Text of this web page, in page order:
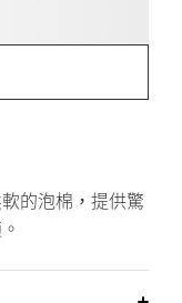
的泡棉，提供驚